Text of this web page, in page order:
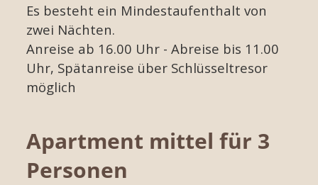
Es besteht ein Mindestaufenthalt von
zwei Nächten.
Anreise ab 16.00 Uhr - Abreise bis 11.00
Uhr, Spätanreise über Schlüsseltresor
möglich
Apartment mittel für 3
Personen